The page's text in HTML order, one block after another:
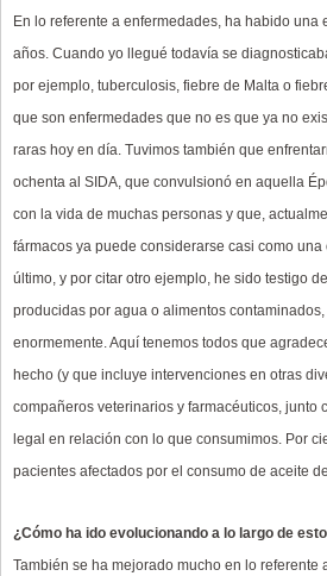
En lo referente a enfermedades, ha habido una
años. Cuando yo llegué todavía se
por ejemplo, tuberculosis, fiebre de Malta o
que son enfermedades que no es que ya no
raras hoy en día. Tuvimos también que
ochenta al SIDA, que convulsionó en aquella
con la vida de muchas personas y que,
fármacos ya puede considerarse casi como
último, y por citar otro ejemplo, he sido testigo
producidas por agua o alimentos
enormemente. Aquí tenemos todos que
hecho (y que incluye intervenciones en otras
compañeros veterinarios y farmacéuticos, junto
legal en relación con lo que consumimos. Por
pacientes afectados por el consumo de aceite
¿Cómo ha ido evolucionando a lo largo de
También se ha mejorado mucho en lo referente